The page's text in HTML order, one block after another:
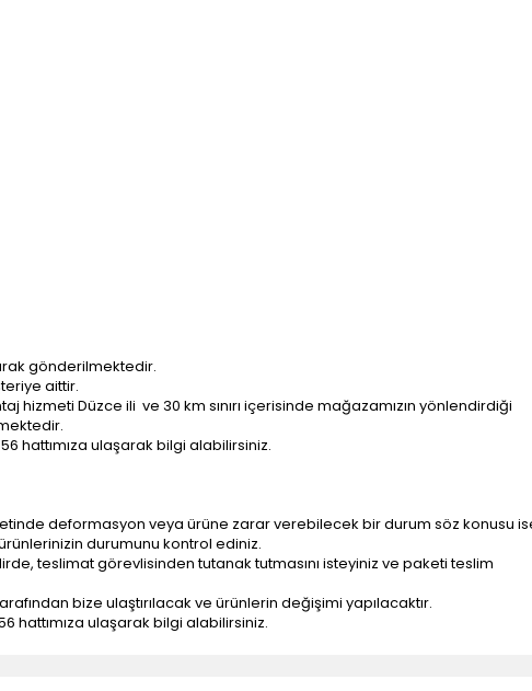
gönderilmektedir.
aittir.
Düzce ili ve 30 km sınırı içerisinde mağazamızın yönlendirdiği
hattımıza ulaşarak bilgi alabilirsiniz.
deformasyon veya ürüne zarar verebilecek bir durum söz konusu
durumunu kontrol ediniz.
teslimat görevlisinden tutanak tutmasını isteyiniz ve paketi teslim
bize ulaştırılacak ve ürünlerin değişimi yapılacaktır.
hattımıza ulaşarak bilgi alabilirsiniz.